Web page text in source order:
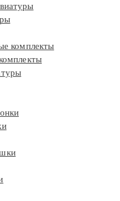
комплекты